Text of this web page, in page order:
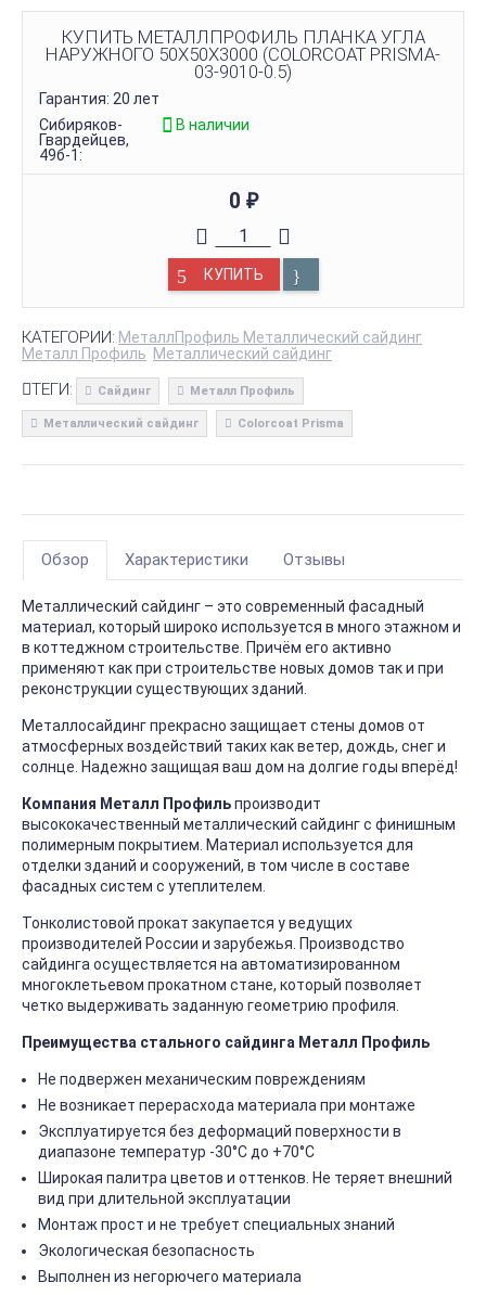
КУПИТЬ МЕТАЛЛПРОФИЛЬ ПЛАНКА УГЛА
НАРУЖНОГО 50Х50Х3000 (COLORCOAT PRISMA-
03-9010-0.5)
Гарантия: 20 лет
Сибиряков-
Гвардейцев,
49б-1:
В наличии
0 ₽
КУПИТЬ
КАТЕГОРИИ: МеталлПрофиль Металлический сайдинг
Металл Профиль Металлический сайдинг
ТЕГИ: Сайдинг Металл Профиль
Металлический сайдинг Colorcoat Prisma
Обзор Характеристики Отзывы
Металлический сайдинг – это современный фасадный
материал, который широко используется в много этажном и
в коттеджном строительстве. Причём его активно
применяют как при строительстве новых домов так и при
реконструкции существующих зданий.
Металлосайдинг прекрасно защищает стены домов от
атмосферных воздействий таких как ветер, дождь, снег и
солнце. Надежно защищая ваш дом на долгие годы вперёд!
Компания Металл Профильпроизводит
высококачественный металлический сайдинг с финишным
полимерным покрытием. Материал используется для
отделки зданий и сооружений, в том числе в составе
фасадных систем с утеплителем.
Тонколистовой прокат закупается у ведущих
производителей России и зарубежья. Производство
сайдинга осуществляется на автоматизированном
многоклетьевом прокатном стане, который позволяет
четко выдерживать заданную геометрию профиля.
Преимущества стального сайдинга Металл Профиль
Не подвержен механическим повреждениям
Не возникает перерасхода материала при монтаже
Эксплуатируется без деформаций поверхности в
диапазоне температур -30°C до +70°C
Широкая палитра цветов и оттенков. Не теряет внешний
вид при длительной эксплуатации
Монтаж прост и не требует специальных знаний
Экологическая безопасность
Выполнен из негорючего материала